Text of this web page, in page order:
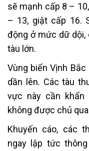
sẽ mạnh cấp 8 –
– 13, giật cấp 16.
động ở mức dữ
tàu lớn.
Vùng biển Vịnh
dần lên. Các tàu
vực này cần
không được chủ
Khuyến cáo, các
ngay lập tức